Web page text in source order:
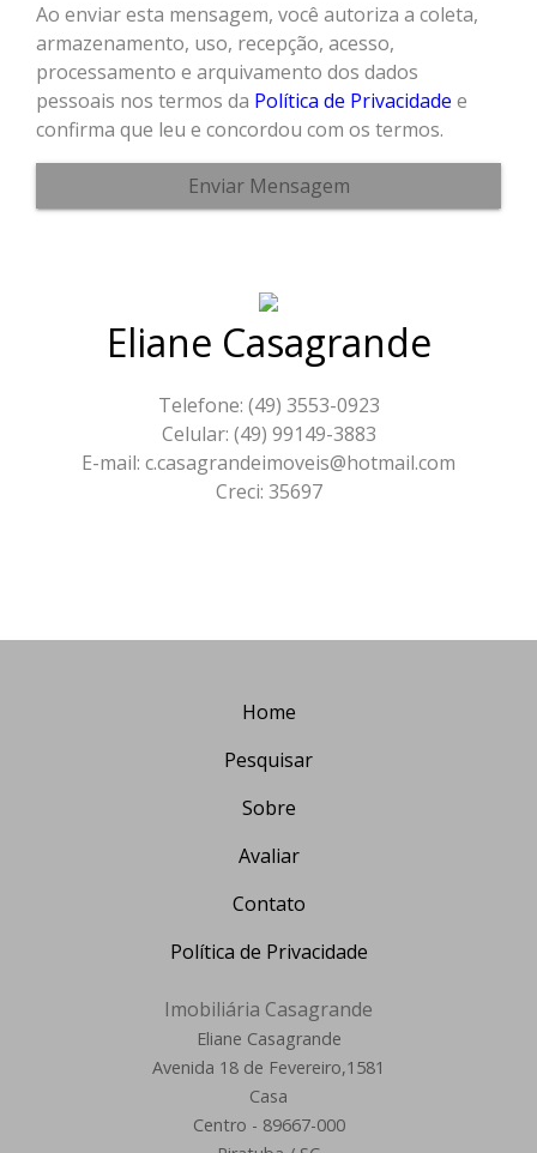
Ao enviar esta mensagem, você autoriza a coleta,
armazenamento, uso, recepção, acesso,
processamento e arquivamento dos dados
pessoais nos termos da Política de Privacidade e
confirma que leu e concordou com os termos.
Enviar Mensagem
Eliane Casagrande
Telefone: (49) 3553-0923
Celular: (49) 99149-3883
E-mail: c.casagrandeimoveis@hotmail.com
Creci: 35697
Home
Pesquisar
Sobre
Avaliar
Contato
Política de Privacidade
Imobiliária Casagrande
Eliane Casagrande
Avenida 18 de Fevereiro,1581
Casa
Centro - 89667-000